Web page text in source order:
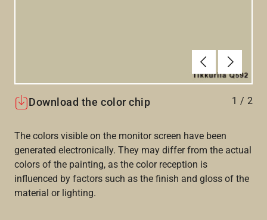
Föregående
Nästa
Download the color chip 1 / 2
The colors visible on the monitor screen have been
generated electronically. They may differ from the actual
colors of the painting, as the color reception is
influenced by factors such as the finish and gloss of the
material or lighting.